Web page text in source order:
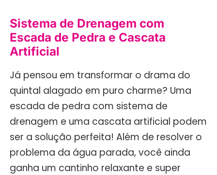
Sistema de Drenagem com
Escada de Pedra e Cascata
Artificial
Já pensou em transformar o drama do
quintal alagado em puro charme? Uma
escada de pedra com sistema de
drenagem e uma cascata artificial podem
ser a solução perfeita! Além de resolver o
problema da água parada, você ainda
ganha um cantinho relaxante e super